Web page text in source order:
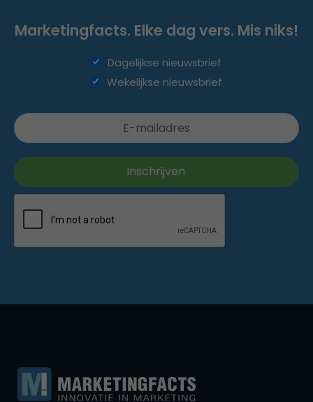
Marketingfacts. Elke dag vers. Mis niks!
Dagelijkse nieuwsbrief
Wekelijkse nieuwsbrief